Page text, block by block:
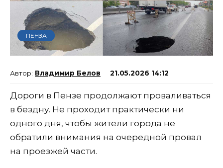
ПЕНЗА
Владимир Белов 21.05.2026 14:12
Дороги в Пензе продолжают проваливаться
в бездну. Не проходит практически ни
одного дня, чтобы жители города не
обратили внимания на очередной провал
на проезжей части.